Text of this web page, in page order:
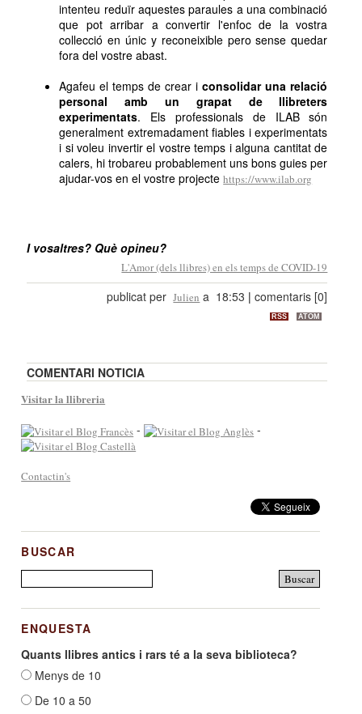
intenteu reduïr aquestes paraules a una combinació
que pot arribar a convertir l'enfoc de la vostra
collecció en únic y reconeixible pero sense quedar
fora del vostre abast.
Agafeu el temps de crear iconsolidar una relació
personal amb un grapat de llibreters
experimentats. Els professionals de ILAB són
generalment extremadament fiables i experimentats
i si voleu invertir el vostre temps i alguna cantitat de
calers, hi trobareu probablement uns bons guies per
ajudar-vos en el vostre projectehttps://www.ilab.org
I vosaltres? Què opineu?
L'Amor (dels llibres) en els temps de COVID-19
publicat per Julien a 18:53 |comentaris [0]
RSS ATOM
COMENTARI NOTICIA
Visitar la llibreria
- -
Contactin's
BUSCAR
ENQUESTA
Quants llibres antics i rars té a la seva biblioteca?
Menys de 10
De 10 a 50